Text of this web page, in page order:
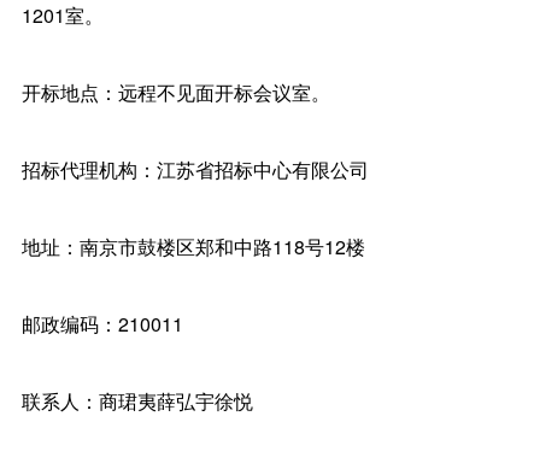
1201室。
开标地点：远程不见面开标会议室。
招标代理机构：江苏省招标中心有限公司
地址：南京市鼓楼区郑和中路118号12楼
邮政编码：210011
联系人：商珺夷薛弘宇徐悦